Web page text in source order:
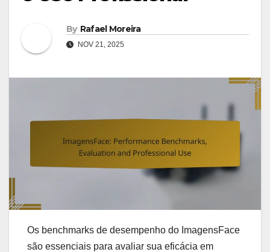
By Rafael Moreira
NOV 21, 2025
Os benchmarks de desempenho do ImagensFace
são essenciais para avaliar sua eficácia em